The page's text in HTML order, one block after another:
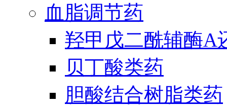
血脂调节药
羟甲戊二酰辅酶A
贝丁酸类药
胆酸结合树脂类药